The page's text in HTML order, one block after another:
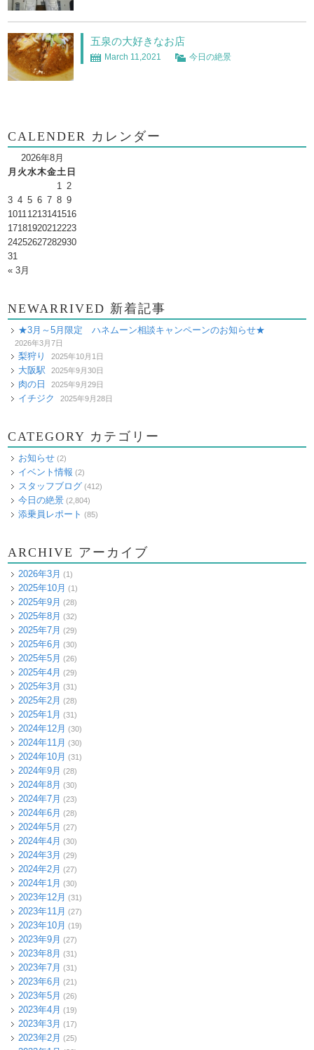
五泉の大好きなお店
March 11,2021 今日の絶景
CALENDER カレンダー
2026年8月
月 火水木金土 日
1
2
3 4 5 6 7 8 9
1011 1213141516
1718192021 2223
24252627282930
31
« 3月
NEWARRIVED 新着記事
★3月～5月限定 ハネムーン相談キャンペーンのお知らせ★
2026年3月7日
梨狩り 2025年10月1日
大阪駅 2025年9月30日
肉の日 2025年9月29日
イチジク 2025年9月28日
CATEGORY カテゴリー
お知らせ (2)
イベント情報 (2)
スタッフブログ (412)
今日の絶景 (2,804)
添乗員レポート (85)
ARCHIVE アーカイブ
2026年3月 (1)
2025年10月 (1)
2025年9月 (28)
2025年8月 (32)
2025年7月 (29)
2025年6月 (30)
2025年5月 (26)
2025年4月 (29)
2025年3月 (31)
2025年2月 (28)
2025年1月 (31)
2024年12月 (30)
2024年11月 (30)
2024年10月 (31)
2024年9月 (28)
2024年8月 (30)
2024年7月 (23)
2024年6月 (28)
2024年5月 (27)
2024年4月 (30)
2024年3月 (29)
2024年2月 (27)
2024年1月 (30)
2023年12月 (31)
2023年11月 (27)
2023年10月 (19)
2023年9月 (27)
2023年8月 (31)
2023年7月 (31)
2023年6月 (21)
2023年5月 (26)
2023年4月 (19)
2023年3月 (17)
2023年2月 (25)